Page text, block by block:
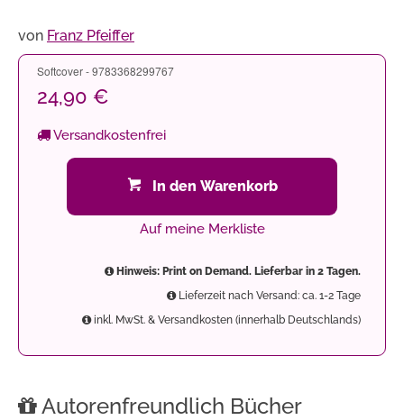
von Franz Pfeiffer
Softcover - 9783368299767
24,90 €
Versandkostenfrei
In den Warenkorb
Auf meine Merkliste
Hinweis: Print on Demand. Lieferbar in 2 Tagen.
Lieferzeit nach Versand: ca. 1-2 Tage
inkl. MwSt. & Versandkosten (innerhalb Deutschlands)
Autorenfreundlich Bücher